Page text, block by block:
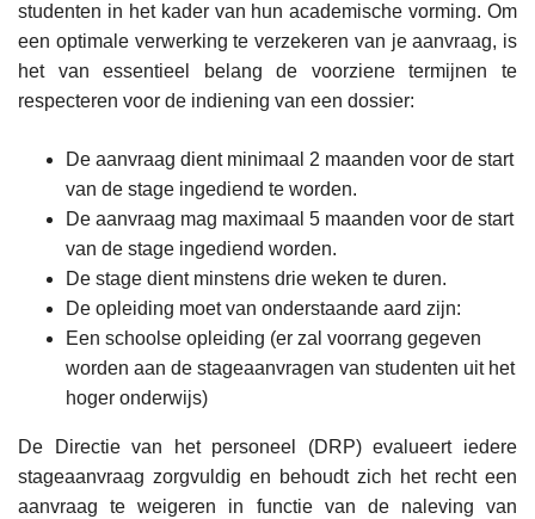
studenten in het kader van hun academische vorming. Om
een optimale verwerking te verzekeren van je aanvraag, is
het van essentieel belang de voorziene termijnen te
respecteren voor de indiening van een dossier:
De aanvraag dient minimaal 2 maanden voor de start
van de stage ingediend te worden.
De aanvraag mag maximaal 5 maanden voor de start
van de stage ingediend worden.
De stage dient minstens drie weken te duren.
De opleiding moet van onderstaande aard zijn:
Een schoolse opleiding (er zal voorrang gegeven
worden aan de stageaanvragen van studenten uit het
hoger onderwijs)
De Directie van het personeel (DRP) evalueert iedere
stageaanvraag zorgvuldig en behoudt zich het recht een
aanvraag te weigeren in functie van de naleving van